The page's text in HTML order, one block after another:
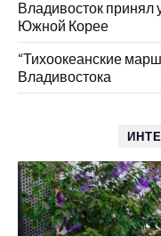
Владивосток принял
Южной Корее
“Тихоокеанские
Владивостока